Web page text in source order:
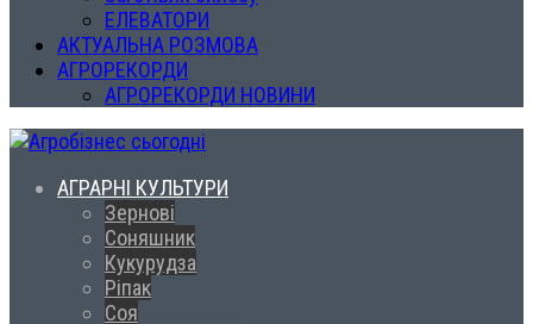
ЕЛЕВАТОРИ
АКТУАЛЬНА РОЗМОВА
АГРОРЕКОРДИ
АГРОРЕКОРДИ НОВИНИ
АГРАРНІ КУЛЬТУРИ
Зернові
Соняшник
Кукурудза
Ріпак
Соя